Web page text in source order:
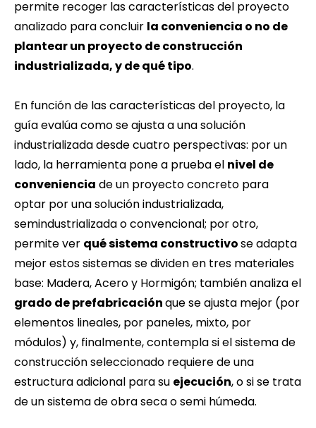
permite recoger las características del proyecto
analizado para concluir la conveniencia o no de
plantear un proyecto de construcción
industrializada, y de qué tipo.
En función de las características del proyecto, la
guía evalúa como se ajusta a una solución
industrializada desde cuatro perspectivas: por un
lado, la herramienta pone a prueba el nivel de
conveniencia de un proyecto concreto para
optar por una solución industrializada,
semindustrializada o convencional; por otro,
permite ver qué sistema constructivose adapta
mejor estos sistemas se dividen en tres materiales
base: Madera, Acero y Hormigón; también analiza el
grado de prefabricaciónque se ajusta mejor (por
elementos lineales, por paneles, mixto, por
módulos) y, finalmente, contempla si el sistema de
construcción seleccionado requiere de una
estructura adicional para su ejecución, o si se trata
de un sistema de obra seca o semi húmeda.